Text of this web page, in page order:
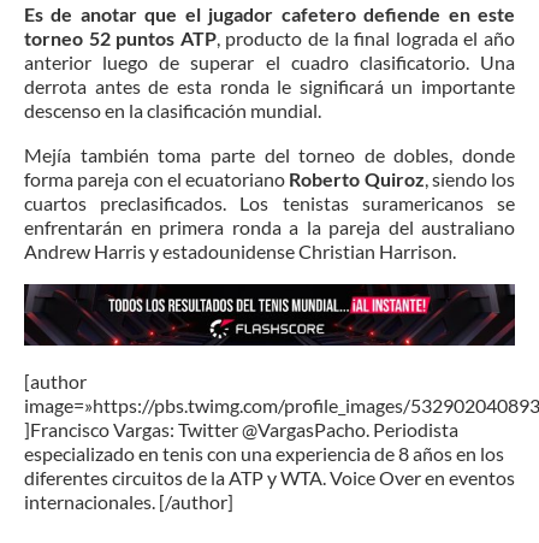
Es de anotar que el jugador cafetero defiende en este
torneo 52 puntos ATP, producto de la final lograda el año
anterior luego de superar el cuadro clasificatorio. Una
derrota antes de esta ronda le significará un importante
descenso en la clasificación mundial.
Mejía también toma parte del torneo de dobles, donde
forma pareja con el ecuatoriano Roberto Quiroz , siendo los
cuartos preclasificados. Los tenistas suramericanos se
enfrentarán en primera ronda a la pareja del australiano
Andrew Harris y estadounidense Christian Harrison.
[author
image=»https://pbs.twimg.com/profile_images/
]Francisco Vargas: Twitter @VargasPacho. Periodista
especializado en tenis con una experiencia de 8 años en los
diferentes circuitos de la ATP y WTA. Voice Over en eventos
internacionales. [/author]